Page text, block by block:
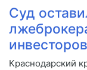
Суд
Краснодарский